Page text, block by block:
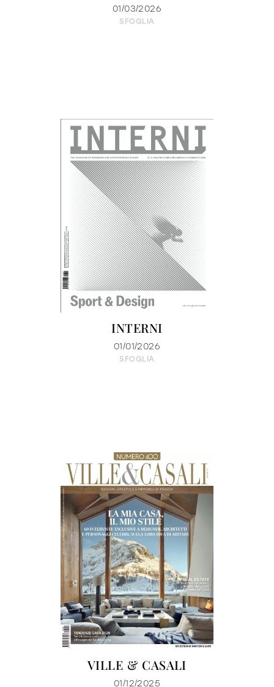
01/03/2026
SFOGLIA
INTERNI
01/01/2026
SFOGLIA
VILLE & CASALI
01/12/2025